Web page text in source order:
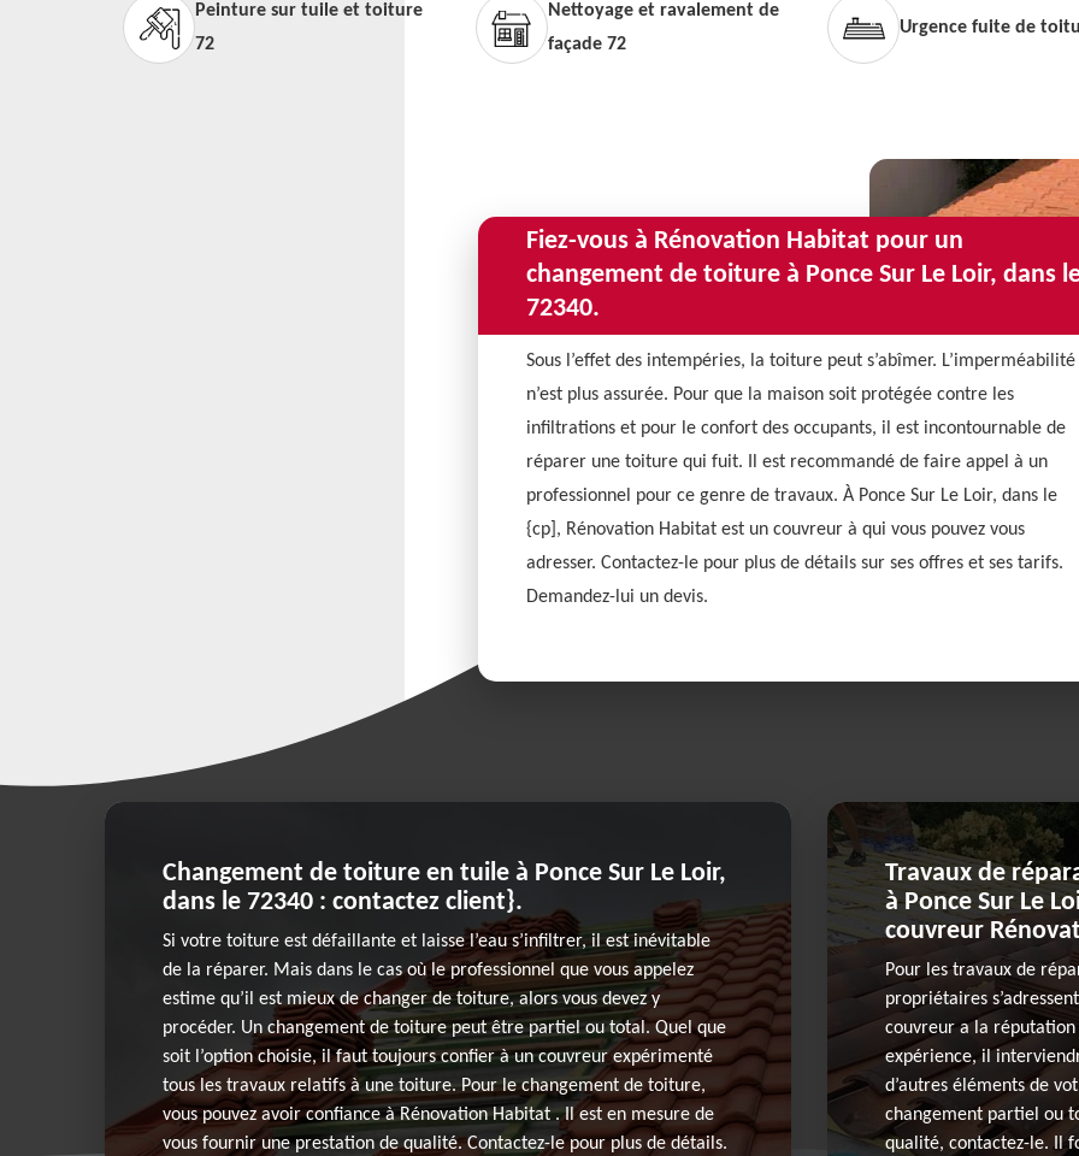
Peinture sur tuile et toiture
72
Nettoyage et ravalement de
façade 72
Urgence fuite de
Fiez-vous à Rénovation Habitat pour un
changement de toiture à Ponce Sur Le Loir, dans
72340.
Sous l’effet des intempéries, la toiture peut s’abîmer. L’imperméabilité
n’est plus assurée. Pour que la maison soit protégée contre les
infiltrations et pour le confort des occupants, il est incontournable de
réparer une toiture qui fuit. Il est recommandé de faire appel à un
professionnel pour ce genre de travaux. À Ponce Sur Le Loir, dans le
{cp], Rénovation Habitat est un couvreur à qui vous pouvez vous
adresser. Contactez-le pour plus de détails sur ses offres et ses tarifs.
Demandez-lui un devis.
Changement de toiture en tuile à Ponce Sur Le Loir,
dans le 72340 : contactez client}.
Si votre toiture est défaillante et laisse l’eau s’infiltrer, il est inévitable
de la réparer. Mais dans le cas où le professionnel que vous appelez
estime qu’il est mieux de changer de toiture, alors vous devez y
procéder. Un changement de toiture peut être partiel ou total. Quel que
soit l’option choisie, il faut toujours confier à un couvreur expérimenté
tous les travaux relatifs à une toiture. Pour le changement de toiture,
vous pouvez avoir confiance à Rénovation Habitat . Il est en mesure de
vous fournir une prestation de qualité. Contactez-le pour plus de détails.
Travaux de
à Ponce Sur Le
couvreur
Pour les travaux de
propriétaires
couvreur a la réputation
expérience, il
d’autres éléments de
changement partiel ou
qualité, contactez-le. Il